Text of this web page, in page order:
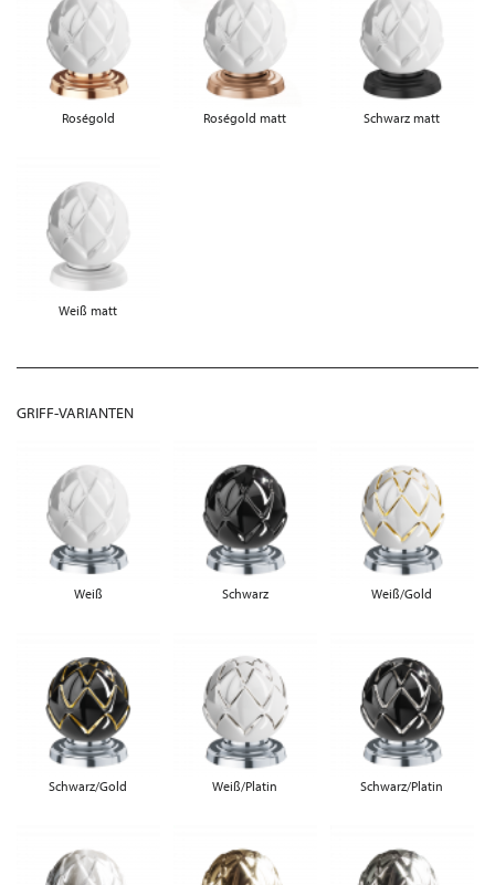
Roségold Roségold matt Schwarz matt
Weiß matt
GRIFF-VARIANTEN
Weiß Schwarz Weiß/Gold
Schwarz/Gold Weiß/Platin Schwarz/Platin